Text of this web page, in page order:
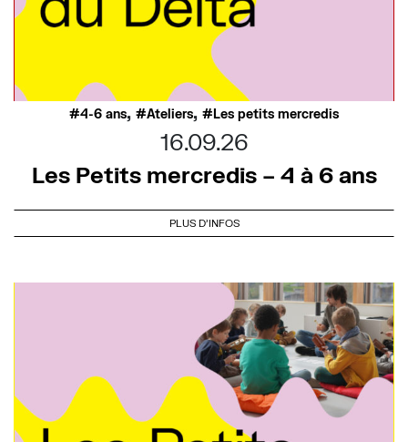
4-6 ans, Ateliers, Les petits mercredis
16.09.26
Les Petits mercredis – 4 à 6 ans
PLUS D'INFOS